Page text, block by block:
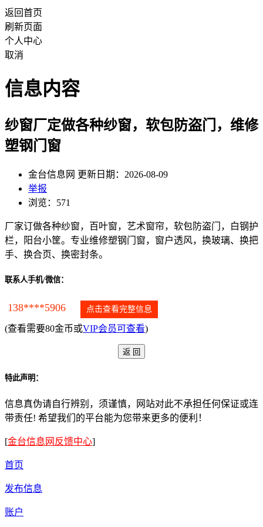
返回首页
刷新页面
个人中心
取消
信息内容
纱窗厂定做各种纱窗，软包防盗门，维修
塑钢门窗
金台信息网 更新日期：2026-08-09
举报
浏览：571
厂家订做各种纱窗，百叶窗，艺术窗帘，软包防盗门，白钢护
栏，阳台小筐。专业维修塑钢门窗，窗户透风，换玻璃、换把
手、换合页、换密封条。
联系人手机/微信：
138****5906 点击查看完整信息
(查看需要80金币或VIP会员可查看)
特此声明：
信息真伪请自行辨别，须谨慎，网站对此不承担任何保证或连
带责任! 希望我们的平台能为您带来更多的便利！
[金台信息网反馈中心]
首页
发布信息
账户